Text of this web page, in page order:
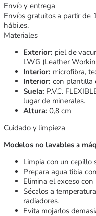
Envío y entrega
Envíos gratuitos a partir de
hábiles.
Materiales
Exterior: piel de
LWG (Leather
Interior: microfibra,
Interior: con plantilla
Suela: P.V.C.
lugar de minerales.
Altura: 0,8 cm
Cuidado y limpieza
Modelos no lavables a
Limpia con un cepillo
Prepara agua tibia
Elimina el exceso
Sécalos a
radiadores.
Evita mojarlos